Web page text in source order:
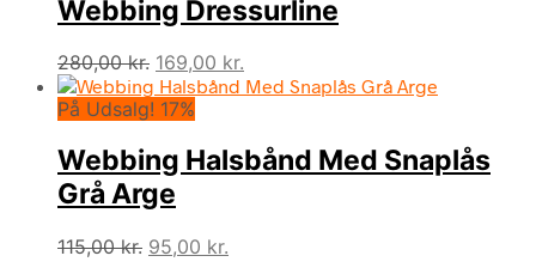
Webbing Dressurline
280,00kr. Den
oprindelige
pris
280,00 kr..
169,00 kr.
aktuelle
169,00 kr..
På Udsalg! 17%
Webbing Halsbånd Med Snaplås
Grå Arge
115,00kr. Den
95,00 kr.